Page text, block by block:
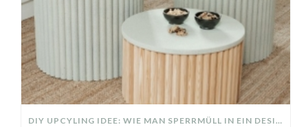
DIY UPCYLING IDEE: WIE MAN SPERRMÜLL IN EIN DESIGNER TEIL VERWANDELT